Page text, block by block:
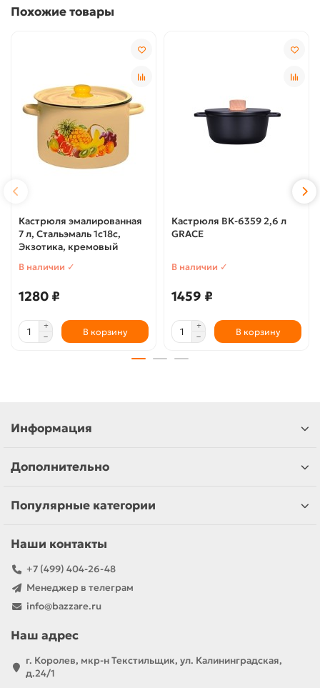
Похожие товары
Кастрюля эмалированная
7 л, Стальэмаль 1с18с,
Экзотика, кремовый
В наличии ✓
1280 ₽
В корзину
Кастрюля ВК-6359 2,6 л
GRACE
В наличии ✓
1459 ₽
В корзину
Информация
Дополнительно
Популярные категории
Наши контакты
+7 (499) 404-26-48
Менеджер в телеграм
info@bazzare.ru
Наш адрес
г. Королев, мкр-н Текстильщик, ул. Калининградская,
д.24/1